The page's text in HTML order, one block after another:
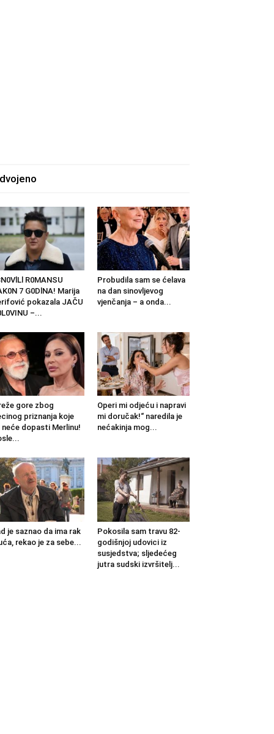
R0MANSU
7 G0DlNA! Marija
pokazala JAČU
–...
Probudila sam se ćelava
na dan sinovljevog
vjenčanja – a onda...
gore zbog
priznanja koje
neće dopasti Merlinu!
Operi mi odjeću i napravi
mi doručak!“ naredila je
nećakinja mog...
je saznao da ima rak
rekao je za sebe...
Pokosila sam travu 82-
godišnjoj udovici iz
susjedstva; sljedećeg
jutra sudski izvršitelj...